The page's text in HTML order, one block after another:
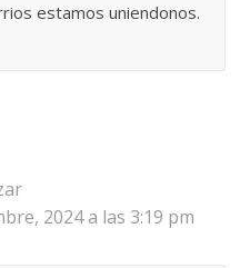
estamos uniendonos.
2024 a las 3:19 pm